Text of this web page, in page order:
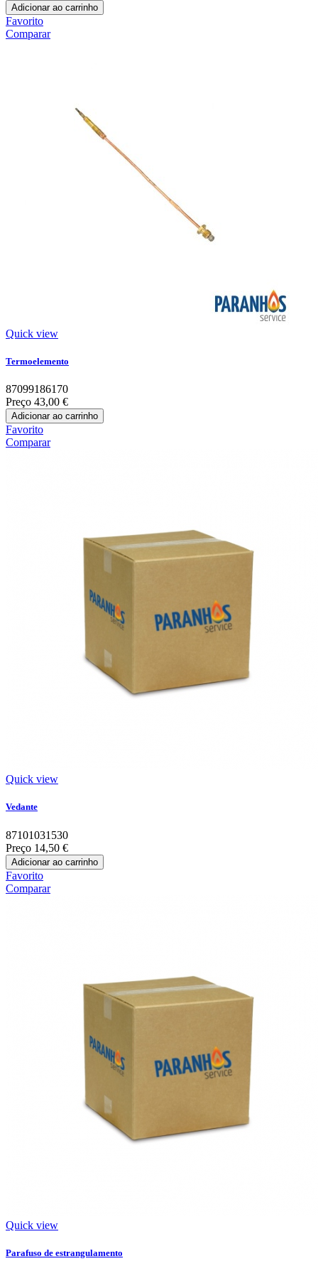
Adicionar ao carrinho
Favorito
Comparar
Quick view
Termoelemento
87099186170
Preço 43,00 €
Adicionar ao carrinho
Favorito
Comparar
Quick view
Vedante
87101031530
Preço 14,50 €
Adicionar ao carrinho
Favorito
Comparar
Quick view
Parafuso de estrangulamento